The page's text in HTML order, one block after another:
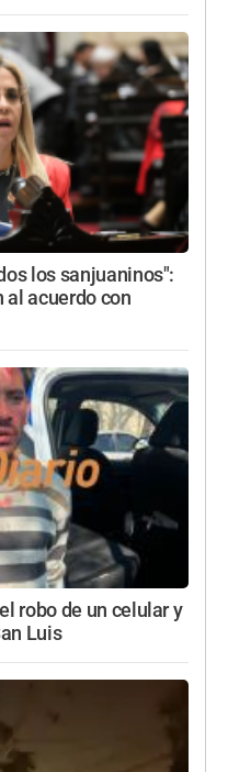
los sanjuaninos":
al acuerdo con
robo de un celular y
Luis